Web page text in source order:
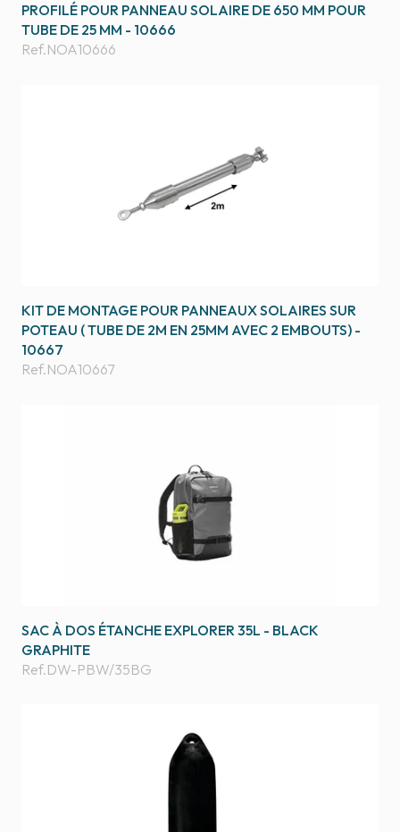
PROFILÉ POUR PANNEAU SOLAIRE DE 650 MM POUR
TUBE DE 25 MM - 10666
Ref.NOA10666
KIT DE MONTAGE POUR PANNEAUX SOLAIRES SUR
POTEAU ( TUBE DE 2M EN 25MM AVEC 2 EMBOUTS) -
10667
Ref.NOA10667
SAC À DOS ÉTANCHE EXPLORER 35L - BLACK
GRAPHITE
Ref.DW-PBW/35BG